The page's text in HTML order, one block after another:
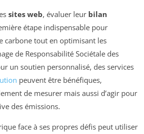
sites web, évaluer leur bilan
étape indispensable pour
carbone tout en optimisant les
de Responsabilité Sociétale des
un soutien personnalisé, des services
peuvent être bénéfiques,
de mesurer mais aussi d’agir pour
des émissions.
face à ses propres défis peut utiliser